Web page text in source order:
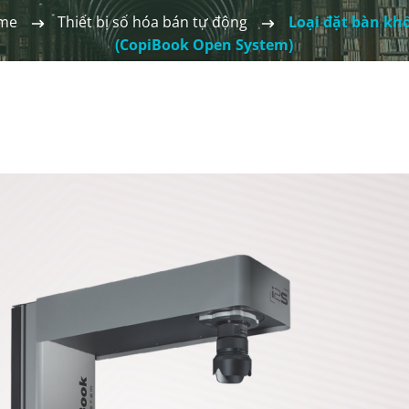
Thiết bị số hóa bán tự động
Loại đặt bàn
(CopiBook Open System)